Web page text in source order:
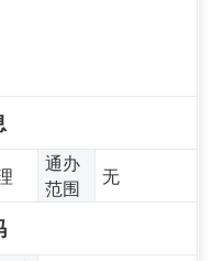
通办
范围
无